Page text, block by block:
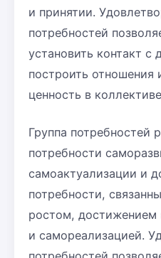
и принятии.
потребностей
установить контакт
построить отношения
ценность в
Группа потребностей
потребности
самоактуализации и
потребности,
ростом, достижением
и самореализацией.